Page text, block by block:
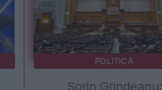
POLITICA
Sorin Grindeanu: